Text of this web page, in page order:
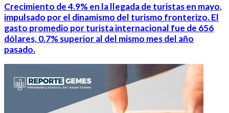
Crecimiento de 4.9% en la llegada de turistas en mayo,
impulsado por el dinamismo del turismo fronterizo. El
gasto promedio por turista internacional fue de 656
dólares, 0.7% superior al del mismo mes del año
pasado.